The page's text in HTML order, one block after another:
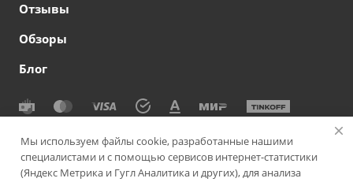
Отзывы
Обзоры
Блог
© 2026 Сеть офтальмологических клиник СВЕТОДАР
Политика конфиденциальности
|
Согласие на обработку
Мы используем файлы cookie, разработанные нашими
специалистами и с помощью сервисов интернет-статистики
(Яндекс Метрика и Гугл Аналитика и других), для анализа